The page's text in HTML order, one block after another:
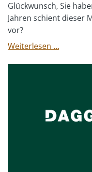
Glückwunsch, Sie
Jahren schient dieser
vor?
Weiterlesen …